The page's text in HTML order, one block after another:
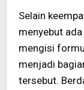
Selain
menyebut
mengisi
menjadi
tersebut.